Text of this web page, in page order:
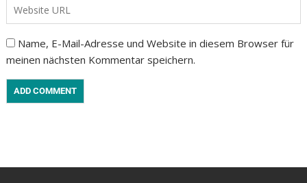
Name, E-Mail-Adresse und Website in diesem Browser für
meinen nächsten Kommentar speichern.